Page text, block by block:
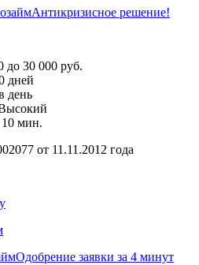
Антикризисное решение!
до 30 000 руб.
дней
день
10 мин.
от 11.11.2012 года
Одобрение заявки за 4 минут